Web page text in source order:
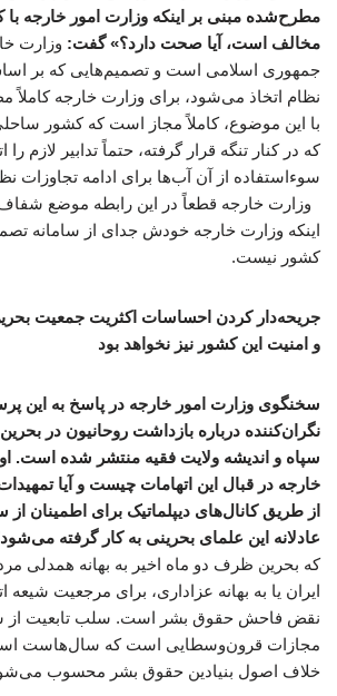
مطرح‌شده مبنی بر اینکه وزارت امور خارجه با
مخالف است، آیا صحت دارد؟» گفت: وزارت
جمهوری اسلامی است و تصمیم‌هایی که بر
نظام اتخاذ می‌شود، برای وزارت خارجه کاملاً
با این موضوع، کاملاً مجاز است که کشور
که در کنار تنگه قرار گرفته، حتماً تدابیر لازم را
سوءاستفاده از آن آب‌ها برای ادامه تجاوزات
وزارت خارجه قطعاً در این رابطه موضع
اینکه وزارت خارجه خودش جدای از سامانه
کشور نیست.
جریحه‌دار کردن احساسات اکثریت جمعیت
و امنیت این کشور نیز نخواهد بود
سخنگوی وزارت امور خارجه در پاسخ به این
نگران‌کننده‌ درباره بازداشت روحانیون در بحرین
سپاه و اندیشه ولایت فقیه منتشر شده است.
خارجه در قبال این اتهامات چیست و آیا
از طریق کانال‌های دیپلماتیک برای اطمینان
عادلانه این علمای بحرینی به کار گرفته
که بحرین ظرف دو ماه اخیر به بهانه همدلی
ایران یا به بهانه عزاداری، برای مرجعیت شیعه
نقض فاحش حقوق بشر است. سلب تابعیت از
مجازات قرون‌وسطایی است که سال‌هاست
خلاف اصول بنیادین حقوق بشر محسوب